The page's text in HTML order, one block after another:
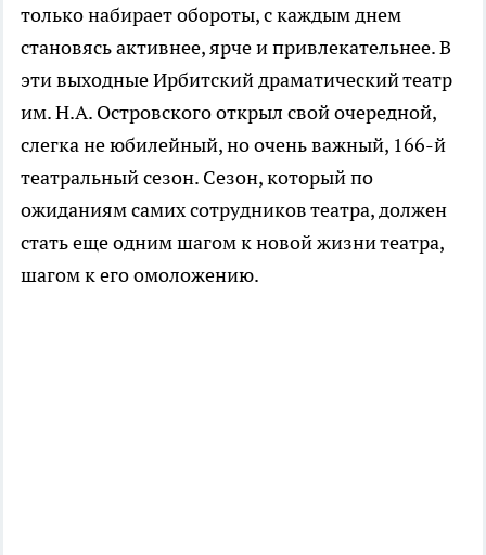
только набирает обороты, с каждым днем
становясь активнее, ярче и привлекательнее. В
эти выходные Ирбитский драматический театр
им. Н.А. Островского открыл свой очередной,
слегка не юбилейный, но очень важный, 166-й
театральный сезон. Сезон, который по
ожиданиям самих сотрудников театра, должен
стать еще одним шагом к новой жизни театра,
шагом к его омоложению.